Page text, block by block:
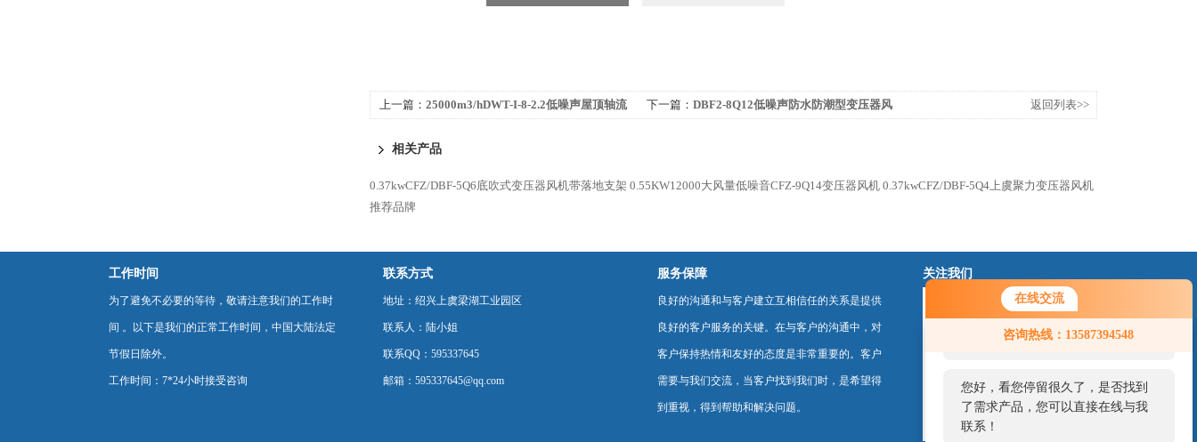
在线交流
咨询热线：13587394548
您好！欢迎前来咨询，很高兴为您
服务，请问您要咨询什么问题呢？
您好，看您停留很久了，是否找到
了需求产品，您可以直接在线与我
联系！
上一篇： 25000m3/hDWT-I-8-2.2低噪声屋顶轴流
下一篇： DBF2-8Q12低噪声防水防潮型变压器风
返回列表>>
相关产品
0.37kwCFZ/DBF-5Q6底吹式变压器风机带落地支架 0.55KW12000大风量低噪音CFZ-9Q14变压器风机 0.37kwCFZ/DBF-5Q4上虞聚力变压器风机
推荐品牌
工作时间
为了避免不必要的等待，敬请注意我们的工作时
间 。以下是我们的正常工作时间，中国大陆法定
节假日除外。
工作时间：7*24小时接受咨询
联系方式
地址：绍兴上虞梁湖工业园区
联系人：陆小姐
联系QQ：595337645
邮箱：595337645@qq.com
服务保障
良好的沟通和与客户建立互相信任的关系是提供
良好的客户服务的关键。在与客户的沟通中，对
客户保持热情和友好的态度是非常重要的。客户
需要与我们交流，当客户找到我们时，是希望得
到重视，得到帮助和解决问题。
关注我们